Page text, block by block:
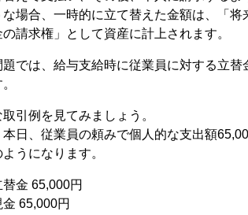
な場合、一時的に立て替えた金額は、「
の請求権」として資産に計上されます。
題では、給与支給時に従業員に対する立
引例を見てみましょう。
本日、従業員の頼みで個人的な支出額
うになります。
金 65,000円
65,000円